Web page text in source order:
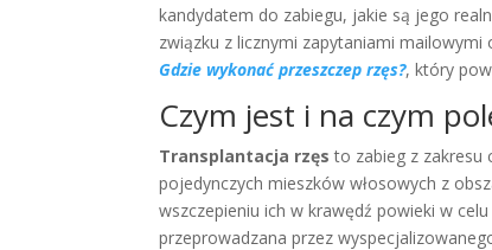
kandydatem do zabiegu, jakie są jego
związku z licznymi zapytaniami
Gdzie wykonać przeszczep rzęs?, który
Czym jest i na czym
Transplantacja rzęs to zabieg z zakresu
pojedynczych mieszków włosowych z
wszczepieniu ich w krawędź powieki w
przeprowadzana przez